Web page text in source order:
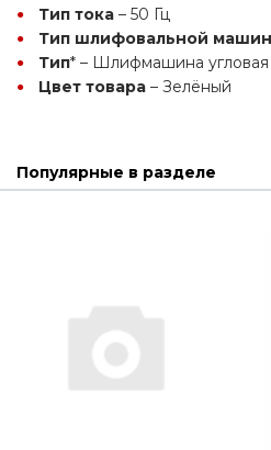
Тип тока – 50 Гц
Тип шлифовальной
Тип* – Шлифмашина угловая
Цвет товара – Зелёный
Популярные в разделе